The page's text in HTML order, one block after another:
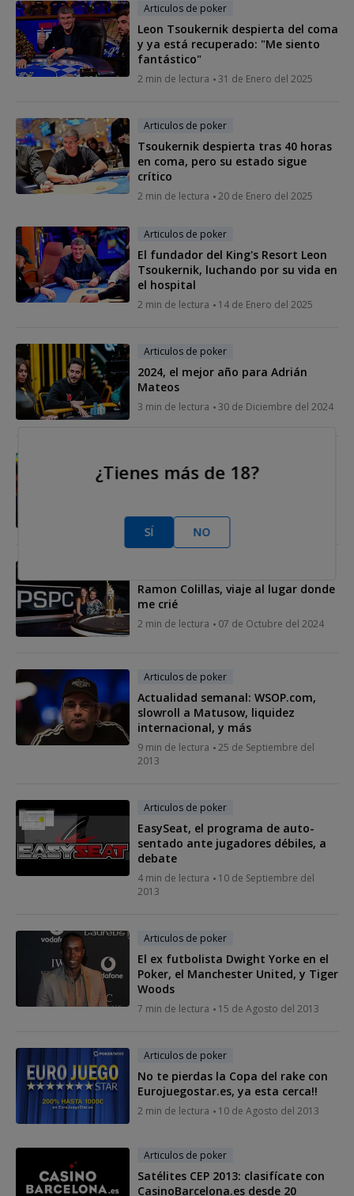
Articulos de poker
Leon Tsoukernik despierta del coma
y ya está recuperado: "Me siento
fantástico"
2 min de lectura 31 de Enero del 2025
Articulos de poker
Tsoukernik despierta tras 40 horas
en coma, pero su estado sigue
crítico
2 min de lectura 20 de Enero del 2025
Articulos de poker
El fundador del King's Resort Leon
Tsoukernik, luchando por su vida en
el hospital
2 min de lectura 14 de Enero del 2025
Articulos de poker
2024, el mejor año para Adrián
Mateos
3 min de lectura 30 de Diciembre del 2024
Bryn Kenney llama a Phil Hellmuth
3 min de lectura 08 de Octubre del 2024
Ramon Colillas, viaje al lugar donde
me crié
2 min de lectura 07 de Octubre del 2024
Articulos de poker
Actualidad semanal: WSOP.com,
slowroll a Matusow, liquidez
internacional, y más
9 min de lectura
25 de Septiembre del
2013
Articulos de poker
EasySeat, el programa de auto-
sentado ante jugadores débiles, a
debate
4 min de lectura
10 de Septiembre del
2013
Articulos de poker
El ex futbolista Dwight Yorke en el
Poker, el Manchester United, y Tiger
Woods
7 min de lectura 15 de Agosto del 2013
Articulos de poker
No te pierdas la Copa del rake con
Eurojuegostar.es, ya esta cerca!!
2 min de lectura 10 de Agosto del 2013
Articulos de poker
Satélites CEP 2013: clasifícate con
CasinoBarcelona.es desde 20
¿Tienes más de 18?
SÍ NO